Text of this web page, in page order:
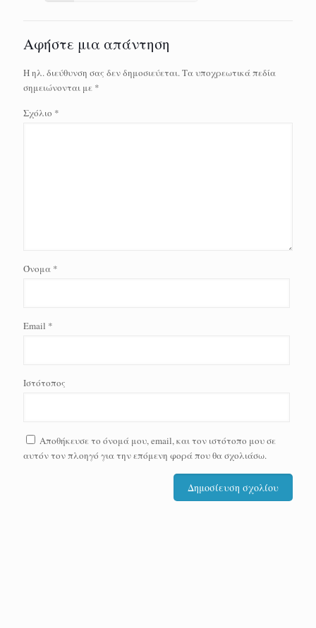
Αφήστε μια απάντηση
Η ηλ. διεύθυνση σας δεν δημοσιεύεται.Τα υποχρεωτικά πεδία
σημειώνονται με *
Σχόλιο *
Όνομα *
Email *
Ιστότοπος
Αποθήκευσε το όνομά μου, email, και τον ιστότοπο μου σε
αυτόν τον πλοηγό για την επόμενη φορά που θα σχολιάσω.